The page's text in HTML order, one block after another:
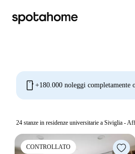
mobile +180.000 noleggi completamente
24 stanze in residenze universitarie a Siviglia -
CONTROLLATO